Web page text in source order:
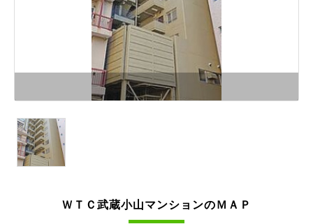
ＷＴＣ武蔵小山マンションのＭＡＰ